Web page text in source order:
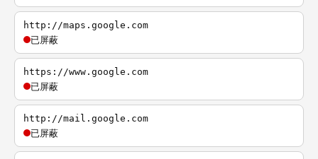
http://maps.google.com
已屏蔽
https://www.google.com
已屏蔽
http://mail.google.com
已屏蔽